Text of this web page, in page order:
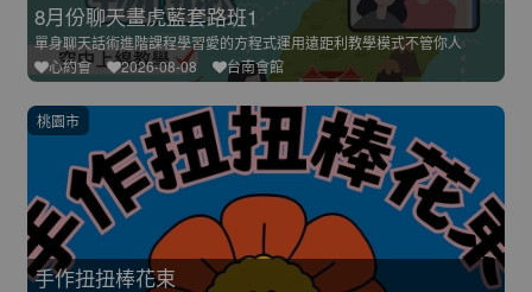
8月份聊天畫虎藍套路班1
單身聊天話術進階課程學習愛的方程式運用遠距利教學模式不管你人
心約會
2026-08-08 台南會館
手作扭扭棒花束
桃園市